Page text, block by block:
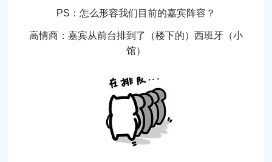
PS：怎么形容我们目前的嘉宾阵容？
高情商：嘉宾从前台排到了（楼下的）西班牙（小
馆）